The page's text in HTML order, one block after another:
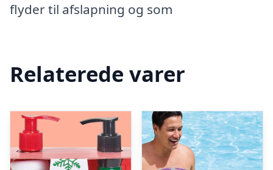
flyder til afslapning og som
Relaterede varer